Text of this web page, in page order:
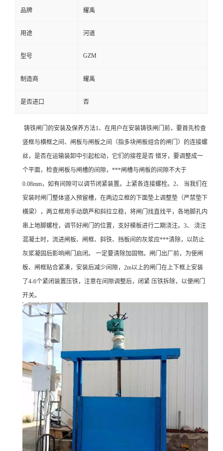
品牌 耀禹
用途 河道
型号 GZM
制造商 耀禹
是否进口 否
铸铁闸门的安装及保养方法1、在用户在安装铸铁闸门前，要首先检查
竖框与横框之间、闸板与闸板之间（指多块闸板组合的闸门）的连接螺
丝，是否在运输装卸中引起松动，它们的接茬是否 错牙，要调整成一
个平面，检查闸板与闸槽的间隙，***闸槽与闸板的间隙不大于
0.08mm，如有间隙可以调节闭紧装置。上紧各连接螺栓。2、 当我们在
安装时闸门整体竖入预留槽，在两边立框的下面垫上调整垫（严禁垫下
横梁），两立框用手动葫芦和斜拉立稳，将闸门找直找平，各地脚孔内
串上地脚螺栓，调节好闸门的位置，支好模板进行二期浇注。3、 浇注
混凝土时，流进闸板、闸框、斜铁、挡板间的灰浆应***清除，以防止
灰浆凝固后影响闸门启闭。 一定要清除加固物。闸门出厂前，为使闸
板、闸框贴合紧凑，安装后减少间隙，2m以上的闸门在上下框上安装
了4-6个紧闭装置压铁，注意在间隙调整后，闭紧 压铁拆除，以便闸门
开关。